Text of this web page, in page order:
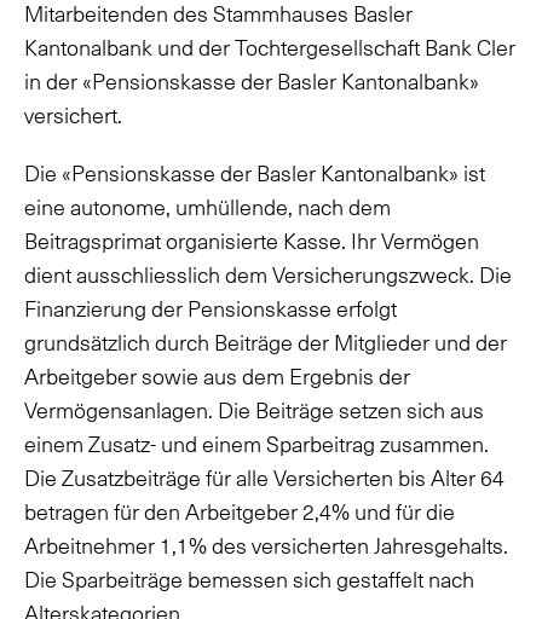
Mitarbeitenden des Stammhauses Basler
Kantonalbank und der Tochtergesellschaft Bank Cler
in der «Pensionskasse der Basler Kantonalbank»
versichert.
Die «Pensionskasse der Basler Kantonalbank» ist
eine autonome, umhüllende, nach dem
Beitragsprimat organisierte Kasse. Ihr Vermögen
dient ausschliesslich dem Versicherungszweck. Die
Finanzierung der Pensionskasse erfolgt
grundsätzlich durch Beiträge der Mitglieder und der
Arbeitgeber sowie aus dem Ergebnis der
Vermögensanlagen. Die Beiträge setzen sich aus
einem Zusatz- und einem Sparbeitrag zusammen.
Die Zusatzbeiträge für alle Versicherten bis Alter 64
betragen für den Arbeitgeber 2,4% und für die
Arbeitnehmer 1,1% des versicherten Jahresgehalts.
Die Sparbeiträge bemessen sich gestaffelt nach
Alterskategorien.